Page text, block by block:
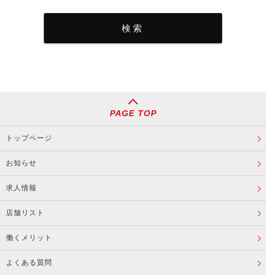
PAGE TOP
トップページ
お知らせ
求人情報
店舗リスト
働くメリット
よくある質問